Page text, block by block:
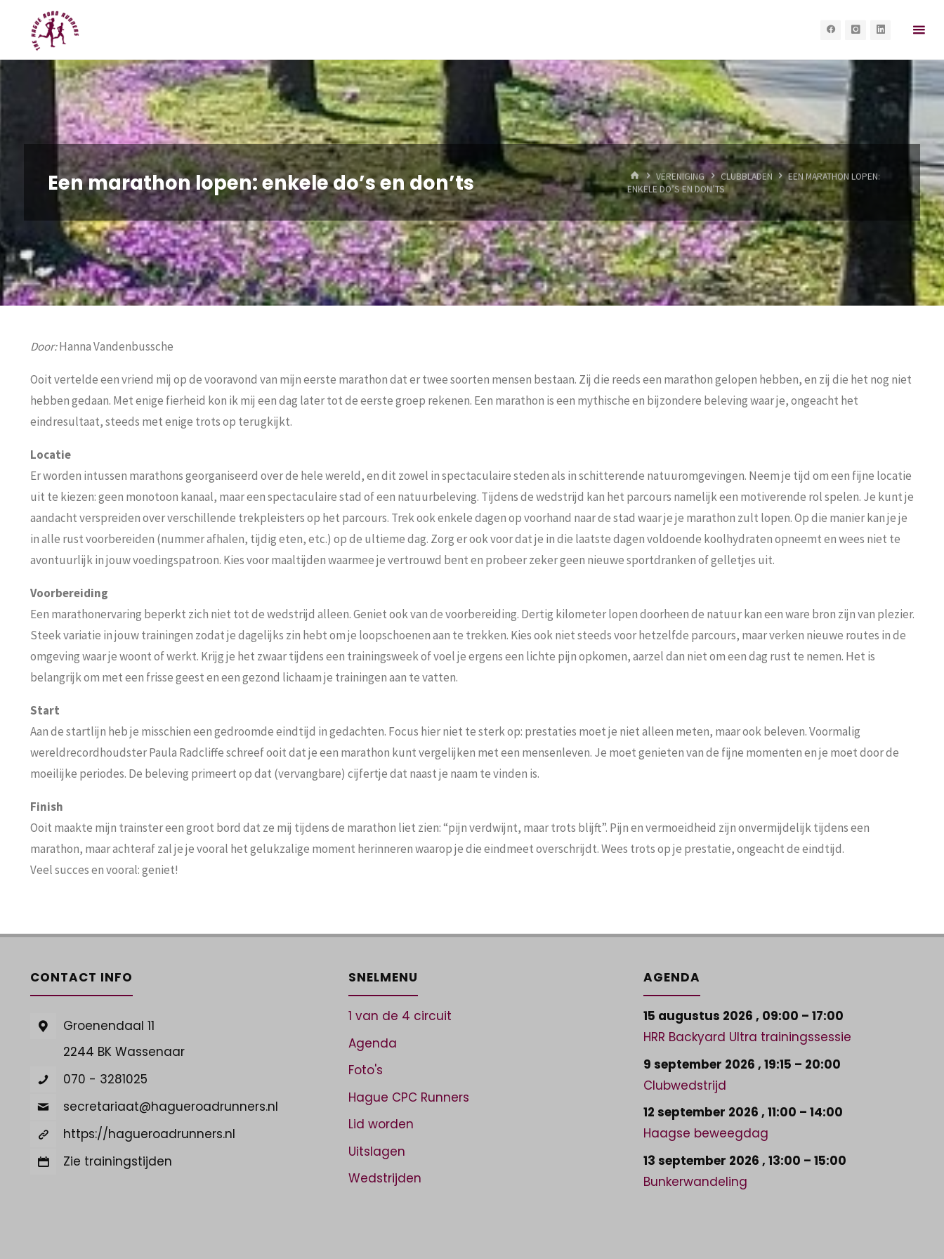
inhoud
Runners
Een marathon lopen: enkele do’s en don’ts HOMEVERENIGING CLUBBLADEN
EEN MARATHON LOPEN:
ENKELE DO’S EN DON’TS
Door:Hanna Vandenbussche
Ooit vertelde een vriend mij op de vooravond van mijn eerste marathon dat er twee soorten mensen bestaan. Zij die reeds een marathon gelopen hebben, en zij die het nog niet
hebben gedaan. Met enige fierheid kon ik mij een dag later tot de eerste groep rekenen. Een marathon is een mythische en bijzondere beleving waar je, ongeacht het
eindresultaat, steeds met enige trots op terugkijkt.
Locatie
Er worden intussen marathons georganiseerd over de hele wereld, en dit zowel in spectaculaire steden als in schitterende natuuromgevingen. Neem je tijd om een fijne locatie
uit te kiezen: geen monotoon kanaal, maar een spectaculaire stad of een natuurbeleving. Tijdens de wedstrijd kan het parcours namelijk een motiverende rol spelen. Je kunt je
aandacht verspreiden over verschillende trekpleisters op het parcours. Trek ook enkele dagen op voorhand naar de stad waar je je marathon zult lopen. Op die manier kan je je
in alle rust voorbereiden (nummer afhalen, tijdig eten, etc.) op de ultieme dag. Zorg er ook voor dat je in die laatste dagen voldoende koolhydraten opneemt en wees niet te
avontuurlijk in jouw voedingspatroon. Kies voor maaltijden waarmee je vertrouwd bent en probeer zeker geen nieuwe sportdranken of gelletjes uit.
Voorbereiding
Een marathonervaring beperkt zich niet tot de wedstrijd alleen. Geniet ook van de voorbereiding. Dertig kilometer lopen doorheen de natuur kan een ware bron zijn van plezier.
Steek variatie in jouw trainingen zodat je dagelijks zin hebt om je loopschoenen aan te trekken. Kies ook niet steeds voor hetzelfde parcours, maar verken nieuwe routes in de
omgeving waar je woont of werkt. Krijg je het zwaar tijdens een trainingsweek of voel je ergens een lichte pijn opkomen, aarzel dan niet om een dag rust te nemen. Het is
belangrijk om met een frisse geest en een gezond lichaam je trainingen aan te vatten.
Start
Aan de startlijn heb je misschien een gedroomde eindtijd in gedachten. Focus hier niet te sterk op: prestaties moet je niet alleen meten, maar ook beleven. Voormalig
wereldrecordhoudster Paula Radcliffe schreef ooit dat je een marathon kunt vergelijken met een mensenleven. Je moet genieten van de fijne momenten en je moet door de
moeilijke periodes. De beleving primeert op dat (vervangbare) cijfertje dat naast je naam te vinden is.
Finish
Ooit maakte mijn trainster een groot bord dat ze mij tijdens de marathon liet zien: “pijn verdwijnt, maar trots blijft”. Pijn en vermoeidheid zijn onvermijdelijk tijdens een
marathon, maar achteraf zal je je vooral het gelukzalige moment herinneren waarop je die eindmeet overschrijdt. Wees trots op je prestatie, ongeacht de eindtijd.
Veel succes en vooral: geniet!
CONTACT INFO
Groenendaal 11
2244 BK Wassenaar
070 - 3281025
secretariaat@hagueroadrunners.nl
https://hagueroadrunners.nl
Zie trainingstijden
SNELMENU
1 van de 4 circuit
Agenda
Foto's
Hague CPC Runners
Lid worden
Uitslagen
Wedstrijden
AGENDA
15 augustus 2026 , 09:00 – 17:00
HRR Backyard Ultra trainingssessie
9 september 2026 , 19:15 – 20:00
Clubwedstrijd
12 september 2026 , 11:00 – 14:00
Haagse beweegdag
13 september 2026 , 13:00 – 15:00
Bunkerwandeling